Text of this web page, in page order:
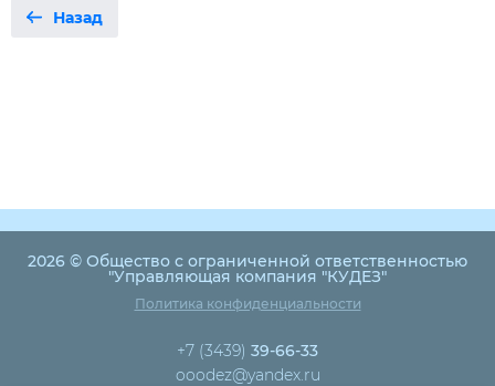
Назад
2026 © Общество с ограниченной ответственностью
"Управляющая компания "КУДЕЗ"
Политика конфиденциальности
+7 (3439) 39-66-33
ooodez@yandex.ru